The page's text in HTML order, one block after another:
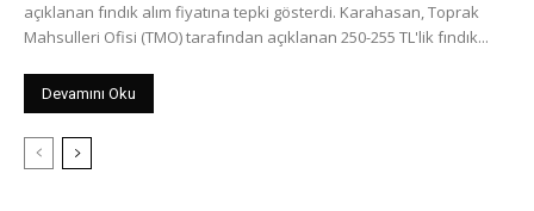
açıklanan fındık alım fiyatına tepki gösterdi. Karahasan, Toprak
Mahsulleri Ofisi (TMO) tarafından açıklanan 250-255 TL'lik fındık...
Devamını Oku